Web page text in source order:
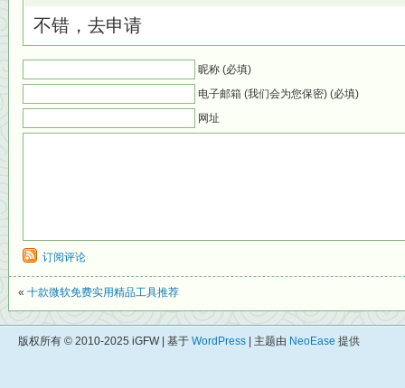
不错，去申请
昵称 (必填)
电子邮箱 (我们会为您保密) (必填)
网址
订阅评论
« 十款微软免费实用精品工具推荐
版权所有 © 2010-2025 iGFW | 基于 WordPress | 主题由 NeoEase 提供